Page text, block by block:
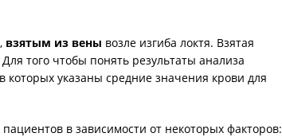
взятым из вены возле изгиба локтя. Взятая
Для того чтобы понять результаты анализа
указаны средние значения крови для
в зависимости от некоторых факторов: